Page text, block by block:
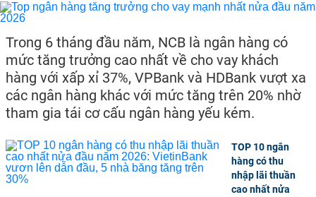
Trong 6 tháng đầu năm, NCB là ngân hàng có
mức tăng trưởng cao nhất về cho vay khách
hàng với xấp xỉ 37%, VPBank và HDBank vượt xa
các ngân hàng khác với mức tăng trên 20% nhờ
tham gia tái cơ cấu ngân hàng yếu kém.
TOP 10 ngân
hàng có thu
nhập lãi thuần
cao nhất nửa